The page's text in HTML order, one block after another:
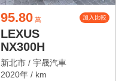
95.80 萬 加入比較
LEXUS
NX300H
新北市 / 宇晟汽車
2020年 / km